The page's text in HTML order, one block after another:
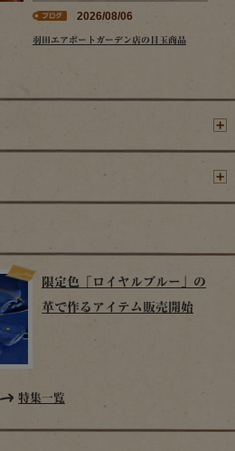
2026/08/06
羽田エアポートガーデン店の目玉商品
限定色「ロイヤルブルー」の
革で作るアイテム販売開始
特集一覧